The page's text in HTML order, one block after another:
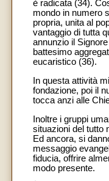
è radicata (34).
mondo in numero
propria, unita al
vantaggio di tutta
annunzio il
battesimo
eucaristico (36).
In questa attività
fondazione, poi il
tocca anzi alle
Inoltre i gruppi
situazioni del tutto
Ed ancora, si
messaggio
fiducia, offrire
modo presente.